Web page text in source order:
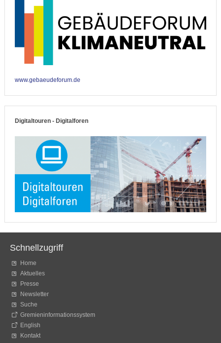
www.gebaeudeforum.de
Digitaltouren - Digitalforen
Schnellzugriff
Home
Aktuelles
Presse
Newsletter
Suche
Gremieninformationssystem
English
Kontakt